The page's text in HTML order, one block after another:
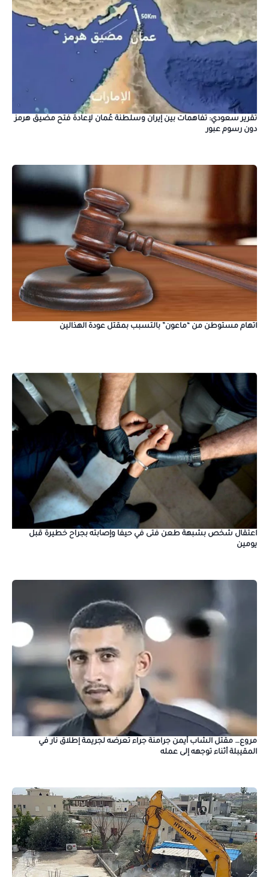
تقرير سعودي: تفاهمات بين إيران وسلطنة عُمان لإعادة فتح مضيق هرمز
دون رسوم عبور
اتهام مستوطن من “ماعون” بالتسبب بمقتل عودة الهذالين
اعتقال شخص بشبهة طعن فتى في حيفا وإصابته بجراح خطيرة قبل
يومين
مروع… مقتل الشاب أيمن جرامنة جراء تعرضه لجريمة إطلاق نار في
المقيبلة أثناء توجهه إلى عمله